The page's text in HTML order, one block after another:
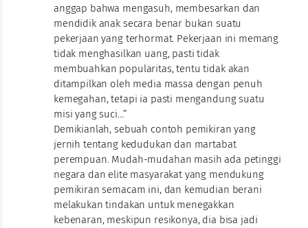
anggap bahwa mengasuh, membesarkan dan
mendidik anak secara benar bukan suatu
pekerjaan yang terhormat. Pekerjaan ini memang
tidak menghasilkan uang, pasti tidak
membuahkan popularitas, tentu tidak akan
ditampilkan oleh media massa dengan penuh
kemegahan, tetapi ia pasti mengandung suatu
misi yang suci…”
Demikianlah, sebuah contoh pemikiran yang
jernih tentang kedudukan dan martabat
perempuan. Mudah-mudahan masih ada petinggi
negara dan elite masyarakat yang mendukung
pemikiran semacam ini, dan kemudian berani
melakukan tindakan untuk menegakkan
kebenaran, meskipun resikonya, dia bisa jadi